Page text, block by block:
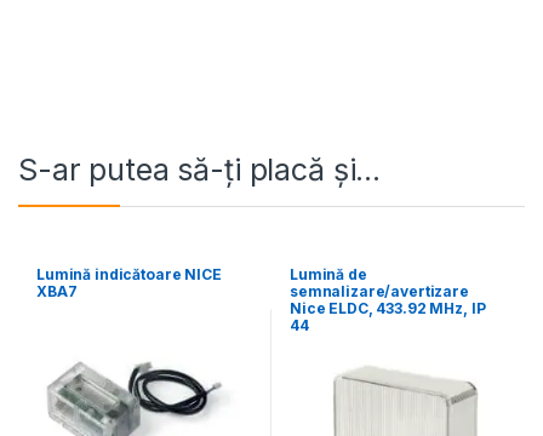
S-ar putea să-ți placă și…
Lumină indicătoare NICE
XBA7
Lumină de
semnalizare/avertizare
Nice ELDC, 433.92 MHz, IP
44